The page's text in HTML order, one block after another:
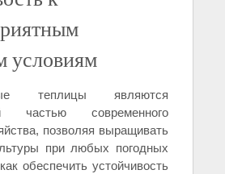
условиям
теплицы являются
частью современного
позволяя выращивать
при любых погодных
обеспечить устойчивость